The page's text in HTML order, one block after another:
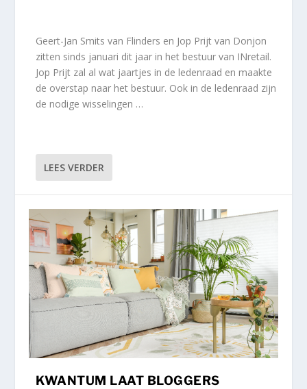
Geert-Jan Smits van Flinders en Jop Prijt van Donjon
zitten sinds januari dit jaar in het bestuur van INretail.
Jop Prijt zal al wat jaartjes in de ledenraad en maakte
de overstap naar het bestuur. Ook in de ledenraad zijn
de nodige wisselingen …
LEES VERDER
KWANTUM LAAT BLOGGERS